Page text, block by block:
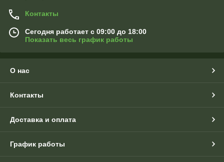
Контакты
Сегодня работает с 09:00 до 18:00
Показать весь график работы
О нас
Контакты
Доставка и оплата
График работы